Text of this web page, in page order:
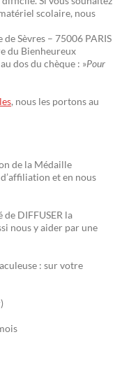
scolaire, nous
Sèvres – 75006 PARIS
du Bienheureux
dos du chèque : »Pour
, nous les portons au
de la Médaille
et en nous
de DIFFUSER la
nous y aider par une
: sur votre